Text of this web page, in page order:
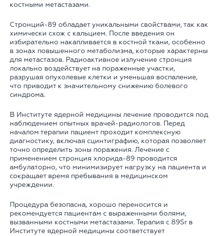
костными метастазами.
Стронций-89 обладает уникальными свойствами, так как
химически схож с кальцием. После введения он
избирательно накапливается в костной ткани, особенно
в зонах повышенного метаболизма, которые характерны
для метастазов. Радиоактивное излучение стронция
локально воздействует на пораженные участки,
разрушая опухолевые клетки и уменьшая воспаление,
что приводит к значительному снижению болевого
синдрома.
В Институте ядерной медицины лечение проводится под
наблюдением опытных врачей-радиологов. Перед
началом терапии пациент проходит комплексную
диагностику, включая сцинтиграфию, которая позволяет
точно определить зоны поражения. Лечение с
применением стронция хлорида-89 проводится
амбулаторно, что минимизирует нагрузку на пациента и
сокращает время пребывания в медицинском
учреждении.
Процедура безопасна, хорошо переносится и
рекомендуется пациентам с выраженными болями,
вызванными костными метастазами. Терапия с 89Sr в
Институте ядерной медицины соответствует